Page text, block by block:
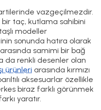
vazgeçilmezdir.
taç, kutlama sahibini
modeller
sonunda hatıra olarak
samimi bir bağ
da renkli desenler olan
ürünleri arasında kırmızı
aksesuarlar özellikle
biraz farklı görünmek
yaratır.